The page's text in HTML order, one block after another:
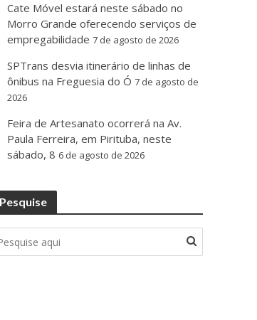
Cate Móvel estará neste sábado no
Morro Grande oferecendo serviços de
empregabilidade 7 de agosto de 2026
SPTrans desvia itinerário de linhas de
ônibus na Freguesia do Ó 7 de agosto de
2026
Feira de Artesanato ocorrerá na Av.
Paula Ferreira, em Pirituba, neste
sábado, 8 6 de agosto de 2026
Pesquise